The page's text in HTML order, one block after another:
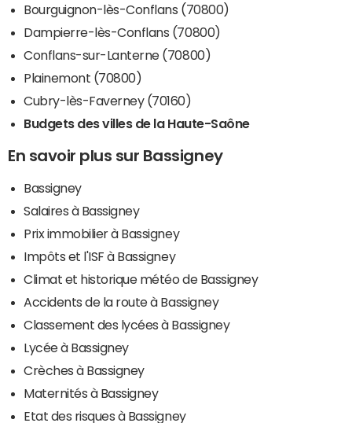
Bourguignon-lès-Conflans (70800)
Dampierre-lès-Conflans (70800)
Conflans-sur-Lanterne (70800)
Plainemont (70800)
Cubry-lès-Faverney (70160)
Budgets des villes de la Haute-Saône
En savoir plus sur Bassigney
Bassigney
Salaires à Bassigney
Prix immobilier à Bassigney
Impôts et l'ISF à Bassigney
Climat et historique météo de Bassigney
Accidents de la route à Bassigney
Classement des lycées à Bassigney
Lycée à Bassigney
Crèches à Bassigney
Maternités à Bassigney
Etat des risques à Bassigney